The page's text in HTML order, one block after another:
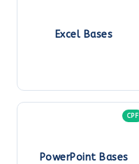
Excel Bases
CPF
PowerPoint Bases